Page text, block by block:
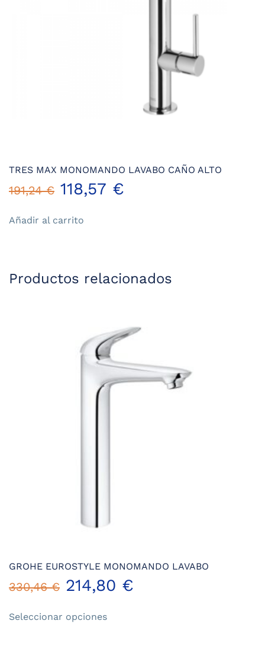
TRES MAX MONOMANDO LAVABO CAÑO ALTO
191,24€ El
precio
191,24 €.
118,57 €
118,57 €.
Añadir al carrito
Productos relacionados
GROHE EUROSTYLE MONOMANDO LAVABO
330,46€ 214,80 €
Seleccionar opcionesproducto